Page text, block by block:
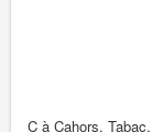
C à Cahors,